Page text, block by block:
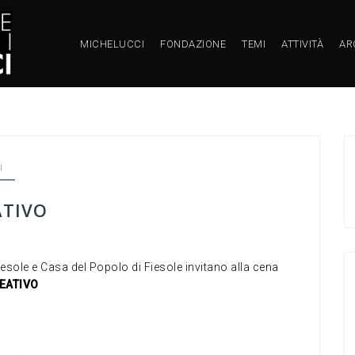
MICHELUCCI FONDAZIONE TEMI ATTIVITÀ
e Casa del Popolo di Fiesole invitano alla cena